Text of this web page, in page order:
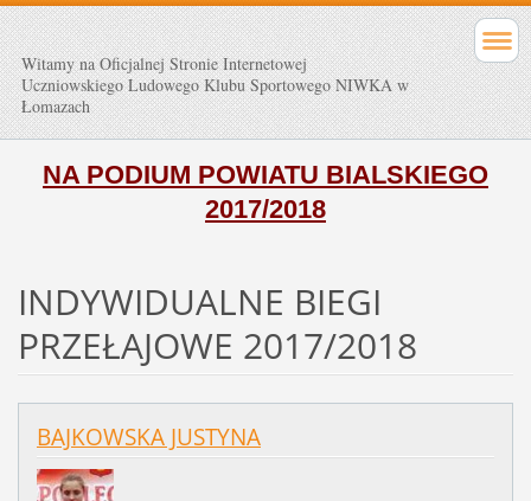
Witamy na Oficjalnej Stronie Internetowej
Uczniowskiego Ludowego Klubu Sportowego NIWKA w
Łomazach
NA PODIUM POWIATU BIALSKIEGO
2017/2018
INDYWIDUALNE BIEGI
PRZEŁAJOWE 2017/2018
BAJKOWSKA JUSTYNA